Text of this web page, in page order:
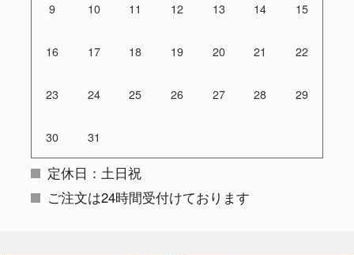
9 10 11 12 13 14 15
16 17 18 19 20 21 22
23 24 25 26 27 28 29
30 31
定休日：土日祝
ご注文は24時間受付けております